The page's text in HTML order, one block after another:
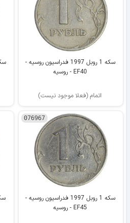
سکه 1 روبل 1997 فدراسیون روسیه -
EF40 - روسیه
اتمام (فعلا موجود نیست)
076967
سکه 1 روبل 1997 فدراسیون روسیه -
EF45 - روسیه